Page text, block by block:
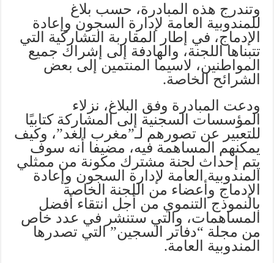
وتندرج هذه المبادرة، حسب بلاغ
للمندوبية العامة لإدارة السجون وإعادة
الإدماج، في إطار المقاربة التشاركية التي
تتبناها اللجنة، والهادفة إلى إشراك جميع
المواطنين، لاسيما المنتمين إلى بعض
الشرائح الخاصة.
ودعت المبادرة وفق البلاغ، نزلاء
المؤسسات السجنية إلى المشاركة كتابيًا
للتعبير عن تصورهم لـ”مغرب الغد”، وكيف
يمكنهم المساهمة فيه، مضيفا أنه سوف
يتم إحداث لجنة مشترك مكونة من ممثلي
المندوبية العامة لإدارة السجون وإعادة
الإدماج وأعضاء من اللجنة الخاصة
بالنموذج التنموي من أجل انتقاء أفضل
المساهمات، والتي ستنشر في عدد خاص
من مجلة “دفاتر السجين” التي تصدرها
المندوبية العامة.